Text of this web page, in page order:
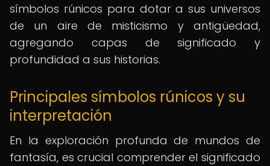
símbolos rúnicos para dotar a sus universos
de un aire de misticismo y antigüedad,
agregando capas de significado y
profundidad a sus historias.
Principales símbolos rúnicos y su
interpretación
En la exploración profunda de mundos de
fantasía, es crucial comprender el significado